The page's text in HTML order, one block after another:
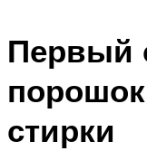
Первый
стирки